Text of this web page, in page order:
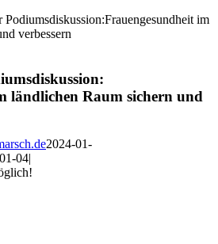
Podiumsdiskussion:Frauengesundheit im
verbessern
ländlichen Raum sichern und
2024-01-
04|